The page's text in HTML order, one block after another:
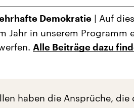
Demokratie | Auf
Jahr in unserem Programm
Alle Beiträge dazu
haben die Ansprüche,